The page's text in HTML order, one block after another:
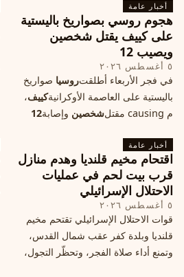
الخريطة السياسية.
أخبار عامة
هجوم روسي بصواريخ باليستية
على كييف يقتل شخصين
ويصيب 12
٥ أغسطس ٢٠٢٦
في فجر الأربعاء أطلقتروسيا صواريخ
باليستية على العاصمة الأوكرانيةكييف،
م causing مقتل
شخصين وإصابة12
المدني. تفاصيل الهجوم وتداعياته.
أخبار عامة
اقتحام مخيم قلنديا وهدم منازل
قرب بيت لحم في عمليات
الاحتلال الإسرائيلي
٥ أغسطس ٢٠٢٦
قوات الاحتلال الإسرائيلي تقتحم مخيم
قلنديا وبلدة كفر عقب شمال القدس،
وتمنع أداء صلاة الفجر، وتحظّر التجول،